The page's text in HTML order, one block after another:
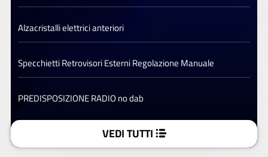
Alzacristalli elettrici anteriori
Specchietti Retrovisori Esterni Regolazione Manuale
PREDISPOSIZIONE RADIO no dab
VEDI TUTTI